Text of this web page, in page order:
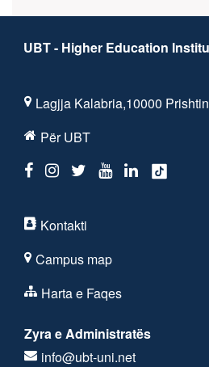
UBT - Higher Education
Lagjja Kalabria,10000
Për UBT
Kontakti
Campus map
Harta e Faqes
Zyra e Administratës
info@ubt-uni.net